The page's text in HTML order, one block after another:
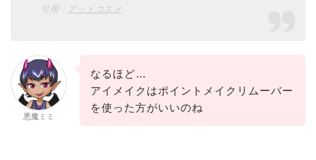
引用： アットコスメ
悪魔ミミ
なるほど…
アイメイクはポイントメイクリムーバー
を使った方がいいのね